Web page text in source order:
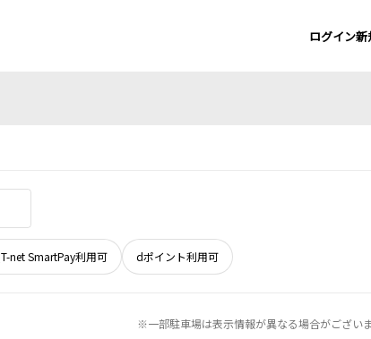
ログイン新
net SmartPay利用可 dポイント利用可
※一部駐車場は表示情報が異なる場合がござい